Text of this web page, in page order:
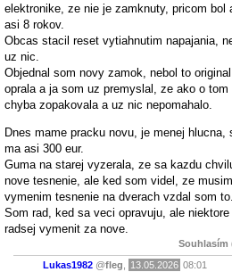
elektronike, ze nie je zamknuty, pricom bol
asi 8 rokov.
Obcas stacil reset vytiahnutim napajania,
uz nic.
Objednal som novy zamok, nebol to
oprala a ja som uz premyslal, ze ako o
chyba zopakovala a uz nic nepomahalo.
Dnes mame pracku novu, je menej
ma asi 300 eur.
Guma na starej vyzerala, ze sa kazdu
nove tesnenie, ale ked som videl, ze
vymenim tesnenie na dverach vzdal som to.
Som rad, ked sa veci opravuju, ale
radsej vymenit za nove.
Souhlasím
Lukas1982 @fleg 13.05.2026 08:01